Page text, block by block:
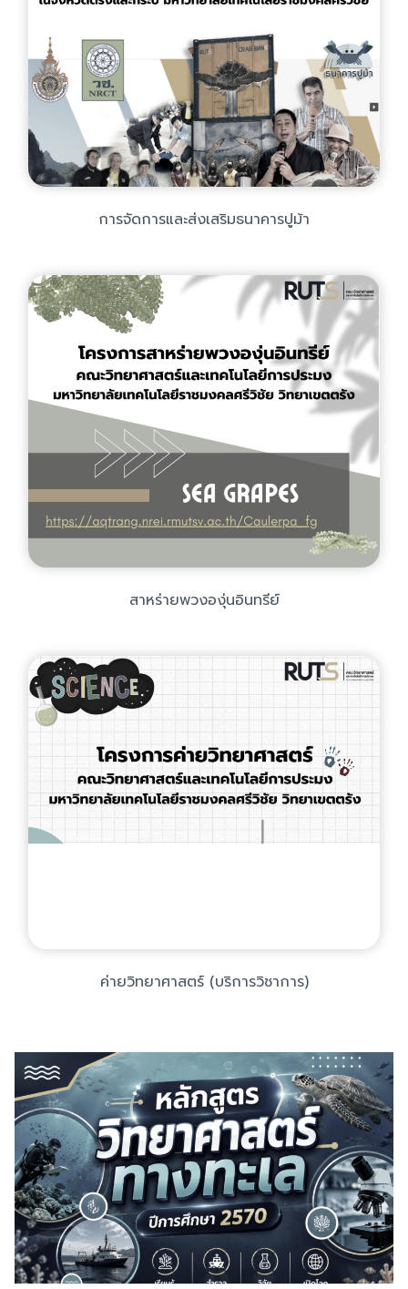
การจัดการและส่งเสริมธนาคารปูม้า
สาหร่ายพวงองุ่นอินทรีย์
ค่ายวิทยาศาสตร์ (บริการวิชาการ)